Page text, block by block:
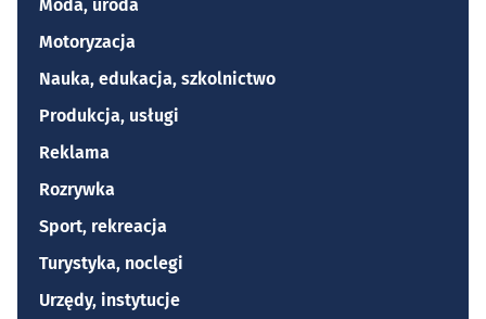
Moda, uroda
Motoryzacja
Nauka, edukacja, szkolnictwo
Produkcja, usługi
Reklama
Rozrywka
Sport, rekreacja
Turystyka, noclegi
Urzędy, instytucje